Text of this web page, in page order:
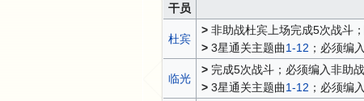
干员
杜宾
> 非助战杜宾上场完成5次战斗
> 3星通关主题曲1-12 ；必须编
临光
> 完成5次战斗；必须编入非助
> 3星通关主题曲1-12 ；必须编